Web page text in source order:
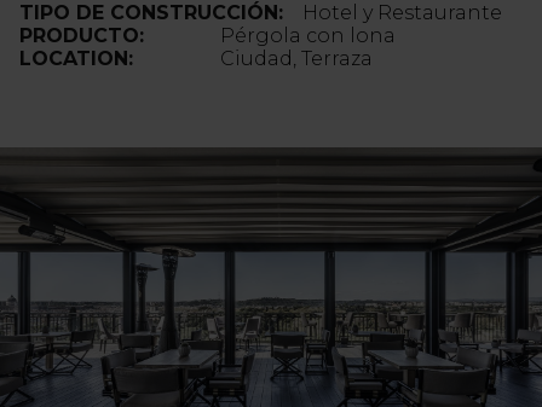
TIPO DE CONSTRUCCIÓN:
Hotel y Restaurante
PRODUCTO:
Pérgola con lona
LOCATION:
Ciudad, Terraza